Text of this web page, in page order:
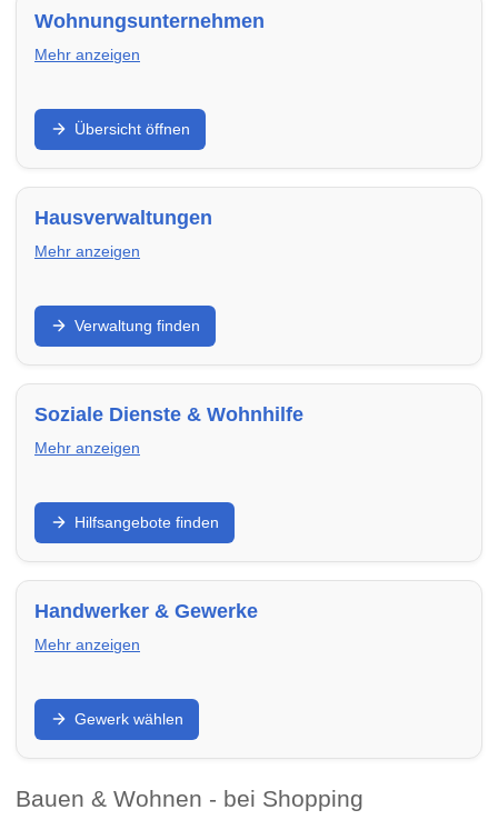
Wohnungsunternehmen
Mehr anzeigen
Finde regionale Wohnungsunternehmen,
Genossenschaften und Vermieter in Weimar – mit
freien Wohnungen, klaren Prozessen und
Übersicht öffnen
Hausverwaltungen
Mehr anzeigen
WEG-, Miet- und Objektverwaltung: Finde
Hausverwaltungen in Weimar für Abrechnung,
Instandhaltung, Kommunikation und professionelle
Verwaltung finden
Soziale Dienste & Wohnhilfe
Mehr anzeigen
Unterstützung bei Wohnungssuche,
Wohnraumsicherung oder schwierigen Lebenslagen:
Finde Beratungsstellen und Hilfsangebote in Weimar
Hilfsangebote finden
Handwerker & Gewerke
Mehr anzeigen
Renovieren, sanieren, modernisieren: Finde
Handwerker in Weimar nach Gewerk – von Elektrik
über Heizung bis Dach und Fenster.
Gewerk wählen
Bauen & Wohnen - bei Shopping